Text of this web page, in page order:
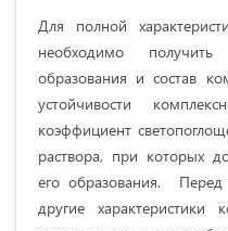
Для полной
необходимо
образования и состав
устойчивости
коэффициент
раствора, при которых
его образования.
другие характеристики